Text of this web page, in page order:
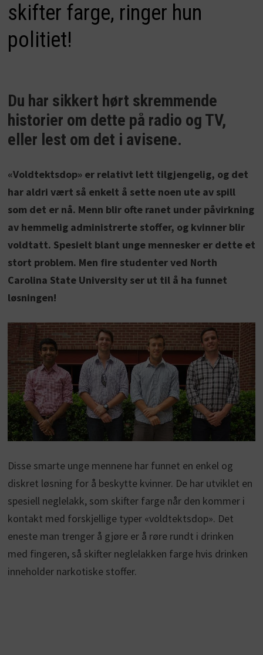
skifter farge, ringer hun
politiet!
Du har sikkert hørt skremmende
historier om dette på radio og TV,
eller lest om det i avisene.
«Voldtektsdop» er relativt lett tilgjengelig, og det
har aldri vært så enkelt å sette noen ute av spill
som det er nå. Menn blir ofte ranet under påvirkning
av hemmelig administrerte stoffer, og kvinner blir
voldtatt. Spesielt blant unge mennesker er dette et
stort problem. Men fire studenter ved North
Carolina State University ser ut til å ha funnet
løsningen!
Disse smarte unge mennene har funnet en enkel og
diskret løsning for å beskytte kvinner. De har utviklet en
spesiell neglelakk, som skifter farge når den kommer i
kontakt med forskjellige typer «voldtektsdop». Det
eneste man trenger å gjøre er å røre rundt i drinken
med fingeren, så skifter neglelakken farge hvis drinken
inneholder narkotiske stoffer.